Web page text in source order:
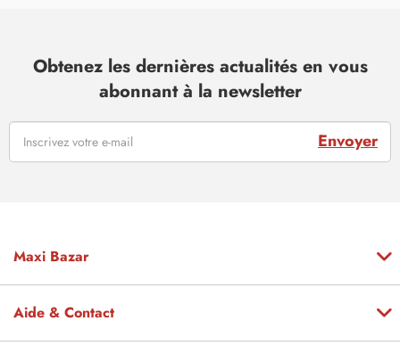
Obtenez les dernières actualités en vous
abonnant à la newsletter
Envoyer
Maxi Bazar
Aide & Contact